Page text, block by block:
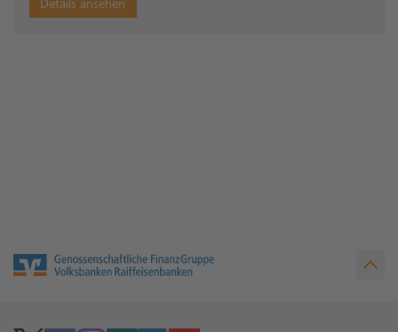
Details ansehen